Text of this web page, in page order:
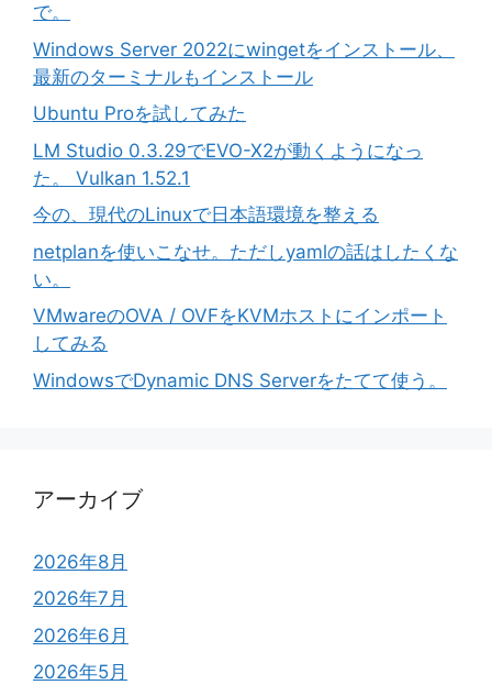
で。
Windows Server 2022にwingetをインストール、
最新のターミナルもインストール
Ubuntu Proを試してみた
LM Studio 0.3.29でEVO-X2が動くようになっ
た。 Vulkan 1.52.1
今の、現代のLinuxで日本語環境を整える
netplanを使いこなせ。ただしyamlの話はしたくな
い。
VMwareのOVA / OVFをKVMホストにインポート
してみる
WindowsでDynamic DNS Serverをたてて使う。
アーカイブ
2026年8月
2026年7月
2026年6月
2026年5月